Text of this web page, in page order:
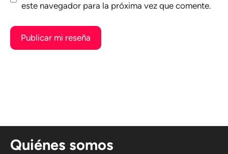
este navegador para la próxima vez que comente.
a
Quiénes somos